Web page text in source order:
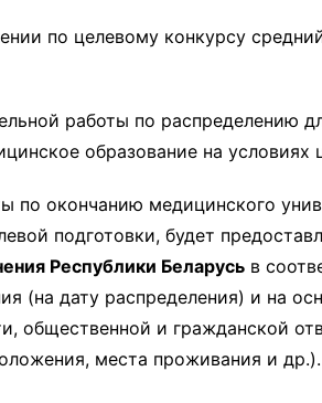
по целевому конкурсу
работы по распределению
образование на условиях
по окончанию медицинского
подготовки, будет
Республики Беларусь в
(на дату распределения) и на
общественной и гражданской
места проживания и др.).